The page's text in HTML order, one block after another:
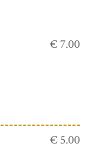
€ 7.00
€ 5.00